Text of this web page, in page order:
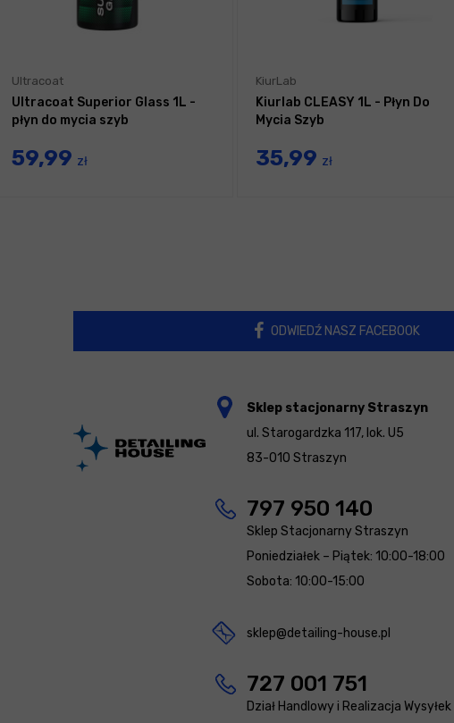
Ultracoat
Ultracoat Superior Glass 1L -
płyn do mycia szyb
59,99 zł
KiurLab
Kiurlab CLEASY 1L - Płyn Do
Mycia Szyb
35,99 zł
ODWIEDŹ NASZ FACEBOOK
Sklep stacjonarny Straszyn
ul. Starogardzka 117, lok. U5
83-010 Straszyn
797 950 140
Sklep Stacjonarny Straszyn
Poniedziałek – Piątek: 10:00-18:00
Sobota: 10:00-15:00
sklep@detailing-house.pl
727 001 751
Dział Handlowy i Realizacja Wysyłek